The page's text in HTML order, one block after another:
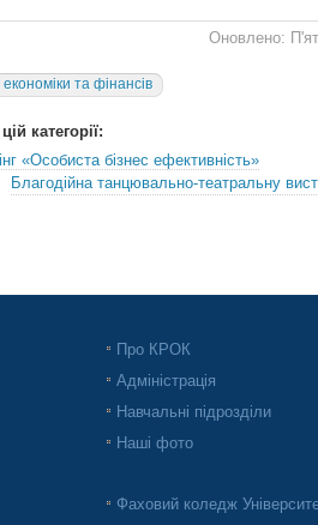
Оновлено:
та фінансів
категорії:
«Особиста бізнес ефективність»
Благодійна танцювально-театральну
Про КРОК
Адміністрація
Навчальні підрозділи
Наші фото
Фаховий коледж